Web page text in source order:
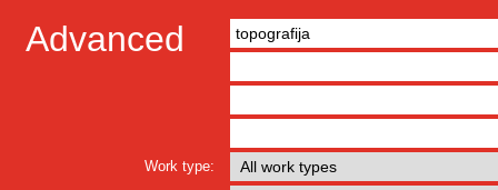
Advanced
Work type: